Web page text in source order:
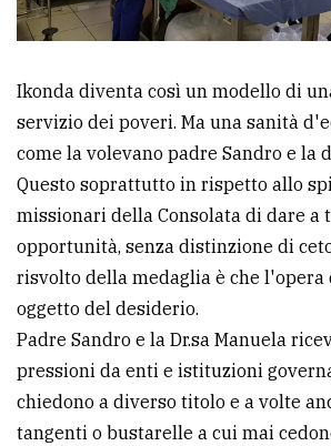
Ikonda diventa così un modello di
servizio dei poveri. Ma una sanità
come la volevano padre Sandro e la
Questo soprattutto in rispetto allo
missionari della Consolata di dare a
opportunità, senza distinzione di
risvolto della medaglia è che l'opera
oggetto del desiderio.
Padre Sandro e la Dr.sa Manuela
pressioni da enti e istituzioni
chiedono a diverso titolo e a volte
tangenti o bustarelle a cui mai